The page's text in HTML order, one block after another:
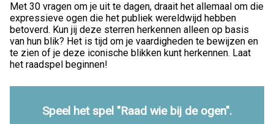
Met 30 vragen om je uit te dagen, draait het allemaal om die
expressieve ogen die het publiek wereldwijd hebben
betoverd. Kun jij deze sterren herkennen alleen op basis
van hun blik? Het is tijd om je vaardigheden te bewijzen en
te zien of je deze iconische blikken kunt herkennen. Laat
het raadspel beginnen!
Speel het spel "Raad wie bij de ogen".